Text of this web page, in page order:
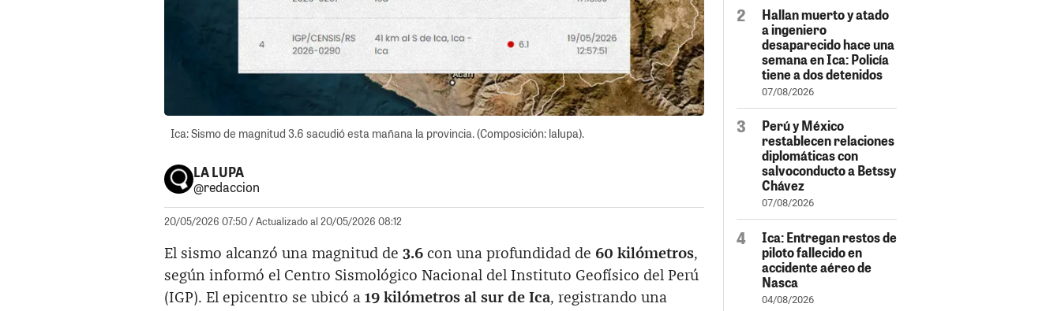
Ica: Sismo de magnitud 3.6 sacudió esta mañana la provincia. (Composición: lalupa).
LA LUPA
@redaccion
20/05/2026 07:50/ Actualizado al 20/05/2026 08:12
El sismo alcanzó una magnitud de 3.6 con una profundidad de 60 kilómetros,
según informó el Centro Sismológico Nacional del Instituto Geofísico del Perú
(IGP). El epicentro se ubicó a 19 kilómetros al sur de Ica, registrando una
Hallan muerto y atado
a ingeniero
desaparecido hace una
semana en Ica: Policía
tiene a dos detenidos
07/08/2026
Perú y México
restablecen relaciones
diplomáticas con
salvoconducto a Betssy
Chávez
07/08/2026
Ica: Entregan restos de
piloto fallecido en
accidente aéreo de
Nasca
04/08/2026